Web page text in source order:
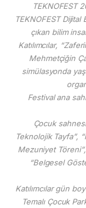
TEKNOFEST
TEKNOFEST Dijital
çıkan bilim
Katılımcılar,
Mehmetçiğin
simülasyonda
Festival ana
Çocuk
Teknolojik Tayfa”,
Mezuniyet
“Belgesel
Katılımcılar gün
Temalı Çocuk